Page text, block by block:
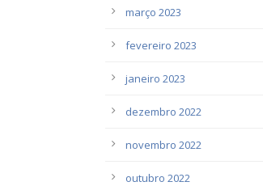
março 2023
fevereiro 2023
janeiro 2023
dezembro 2022
novembro 2022
outubro 2022